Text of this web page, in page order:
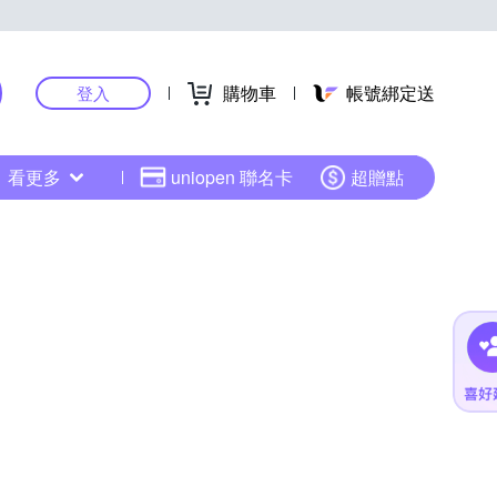
登入 購物車 帳號綁定送
看更多 uniopen 聯名卡 超贈點